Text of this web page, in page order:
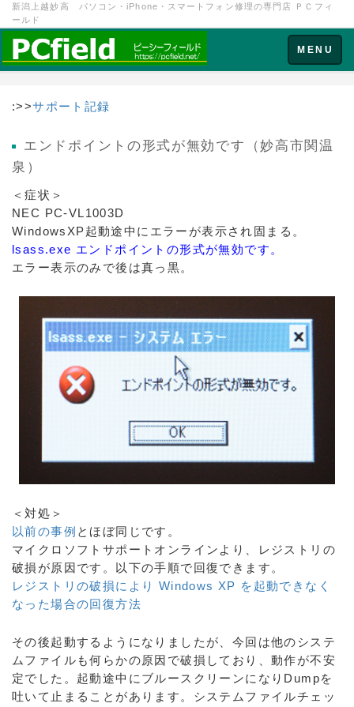
新潟上越妙高 パソコン・iPhone・スマートフォン修理の専門店 ＰＣフィ
ールド
Toggle
navigation
MENU
:>>サポート記録
エンドポイントの形式が無効です（妙高市関温
泉）
＜症状＞
NEC PC-VL1003D
WindowsXP起動途中にエラーが表示され固まる。
lsass.exe エンドポイントの形式が無効です。
エラー表示のみで後は真っ黒。
＜対処＞
以前の事例 とほぼ同じです。
マイクロソフトサポートオンラインより、レジストリの
破損が原因です。以下の手順で回復できます。
レジストリの破損により Windows XP を起動できなく
なった場合の回復方法
その後起動するようになりましたが、今回は他のシステ
ムファイルも何らかの原因で破損しており、動作が不安
定でした。起動途中にブルースクリーンになりDumpを
吐いて止まることがあります。システムファイルチェッ